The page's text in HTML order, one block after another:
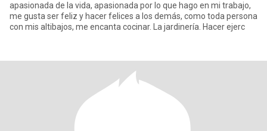
apasionada de la vida, apasionada por lo que hago en mi trabajo,
me gusta ser feliz y hacer felices a los demás, como toda persona
con mis altibajos, me encanta cocinar. La jardinería. Hacer ejerc